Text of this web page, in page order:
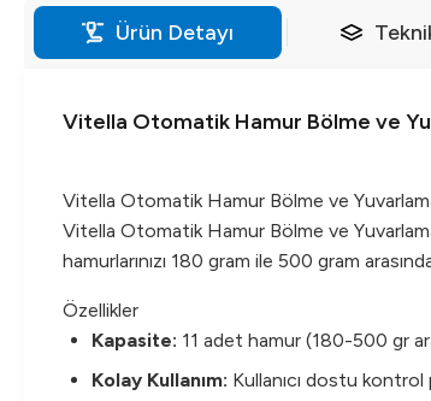
Ürün Detayı
Vitella Otomatik Hamur Bölme ve
Vitella Otomatik Hamur Bölme ve
Vitella Otomatik Hamur Bölme ve
hamurlarınızı 180 gram ile 500 gram
Özellikler
Kapasite: 11 adet hamur (180-500 gr
Kolay Kullanım: Kullanıcı dostu kontrol